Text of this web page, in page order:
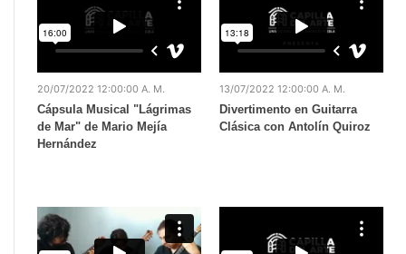
20/07/2022 12:00:00 A. M.
Cápsula Musical "Lágrimas
de Mar" de Mario Mejía
Hernández
13/07/2022 12:00:00 A. M.
Divertimento en Guitarra
Clásica con Antolín Quiroz